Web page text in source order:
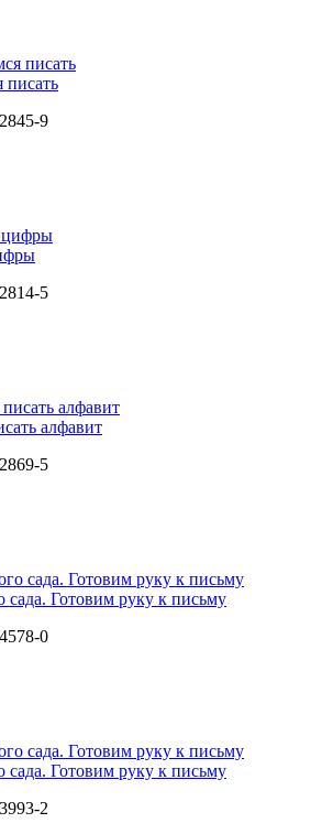
писать
9
5
алфавит
5
сада. Готовим руку к письму
0
сада. Готовим руку к письму
2